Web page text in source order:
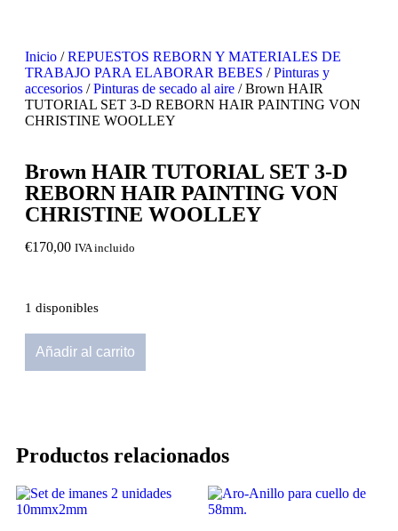
Inicio /REPUESTOS REBORN Y MATERIALES DE
TRABAJO PARA ELABORAR BEBES /Pinturas y
accesorios /Pinturas de secado al aire / Brown HAIR
TUTORIAL SET 3-D REBORN HAIR PAINTING VON
CHRISTINE WOOLLEY
Brown HAIR TUTORIAL SET 3-D
REBORN HAIR PAINTING VON
CHRISTINE WOOLLEY
€170,00 IVA incluido
1 disponibles
Añadir al carrito
Productos relacionados